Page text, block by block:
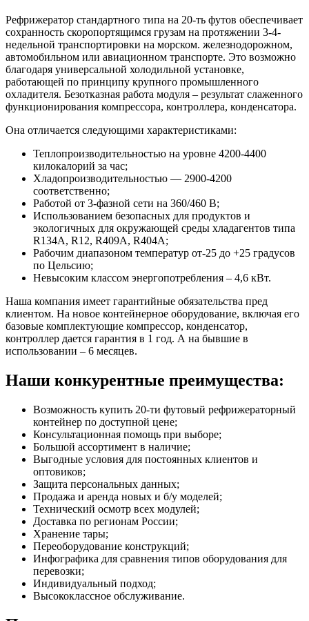
Рефрижератор стандартного типа на 20-ть футов обеспечивает
сохранность скоропортящимся грузам на протяжении 3-4-
недельной транспортировки на морском. железнодорожном,
автомобильном или авиационном транспорте. Это возможно
благодаря универсальной холодильной установке,
работающей по принципу крупного промышленного
охладителя. Безотказная работа модуля – результат слаженного
функционирования компрессора, контроллера, конденсатора.
Она отличается следующими характеристиками:
Теплопроизводительностью на уровне 4200-4400
килокалорий за час;
Хладопроизводительностью — 2900-4200
соответственно;
Работой от 3-фазной сети на 360/460 B;
Использованием безопасных для продуктов и
экологичных для окружающей среды хладагентов типа
R134A, R12, R409A, R404A;
Рабочим диапазоном температур от-25 до +25 градусов
по Цельсию;
Невысоким классом энергопотребления – 4,6 кВт.
Наша компания имеет гарантийные обязательства пред
клиентом. На новое контейнерное оборудование, включая его
базовые комплектующие компрессор, конденсатор,
контроллер дается гарантия в 1 год. А на бывшие в
использовании – 6 месяцев.
Наши конкурентные преимущества:
Возможность купить 20-ти футовый рефрижераторный
контейнер по доступной цене;
Консультационная помощь при выборе;
Большой ассортимент в наличие;
Выгодные условия для постоянных клиентов и
оптовиков;
Защита персональных данных;
Продажа и аренда новых и б/у моделей;
Технический осмотр всех модулей;
Доставка по регионам России;
Хранение тары;
Переоборудование конструкций;
Инфографика для сравнения типов оборудования для
перевозки;
Индивидуальный подход;
Высококлассное обслуживание.